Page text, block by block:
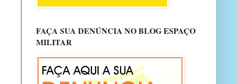
FAÇA SUA DENÚNCIA NO BLOG ESPAÇO
MILITAR